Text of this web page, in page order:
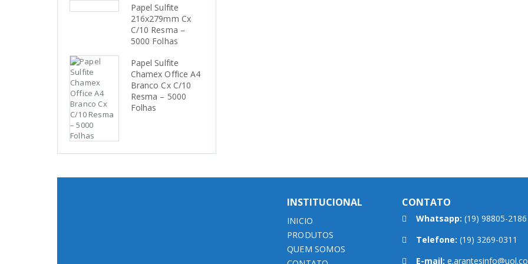
Papel Sulfite
216x279mm Cx
C/10 Resma –
5000 Folhas
Papel Sulfite
Chamex Office A4
Branco Cx C/10
Resma – 5000
Folhas
INSTITUCIONAL
INICIO
PRODUTOS
QUEM SOMOS
CONTATO
Whatsapp: (19) 98805-2186
Telefone: (19) 3269-0311
E-mail: